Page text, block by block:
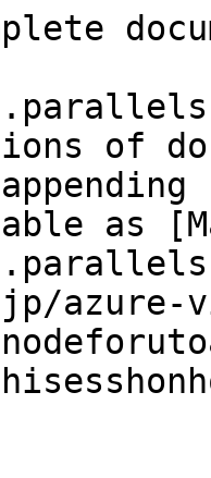
of
as
jp/